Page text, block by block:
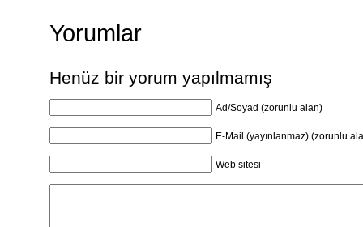
Yorumlar
Henüz bir yorum yapılmamış
Ad/Soyad (zorunlu alan)
E-Mail (yayınlanmaz) (zorunlu
Web sitesi